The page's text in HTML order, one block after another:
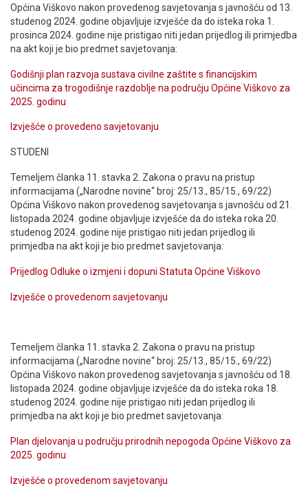
Općina Viškovo nakon provedenog savjetovanja s javnošću od 13.
studenog 2024. godine objavljuje izvješće da do isteka roka 1.
prosinca 2024. godine nije pristigao niti jedan prijedlog ili primjedba
na akt koji je bio predmet savjetovanja:
Godišnji plan razvoja sustava civilne zaštite s financijskim
učincima za trogodišnje razdoblje na području Općine Viškovo za
2025. godinu
Izvješće o provedeno savjetovanju
STUDENI
Temeljem članka 11. stavka 2. Zakona o pravu na pristup
informacijama („Narodne novine“ broj: 25/13., 85/15., 69/22)
Općina Viškovo nakon provedenog savjetovanja s javnošću od 21.
listopada 2024. godine objavljuje izvješće da do isteka roka 20.
studenog 2024. godine nije pristigao niti jedan prijedlog ili
primjedba na akt koji je bio predmet savjetovanja:
Prijedlog Odluke o izmjeni i dopuni Statuta Općine Viškovo
Izvješće o provedenom savjetovanju
Temeljem članka 11. stavka 2. Zakona o pravu na pristup
informacijama („Narodne novine“ broj: 25/13., 85/15., 69/22)
Općina Viškovo nakon provedenog savjetovanja s javnošću od 18.
listopada 2024. godine objavljuje izvješće da do isteka roka 18.
studenog 2024. godine nije pristigao niti jedan prijedlog ili
primjedba na akt koji je bio predmet savjetovanja:
Plan djelovanja u području prirodnih nepogoda Općine Viškovo za
2025. godinu
Izvješće o provedenom savjetovanju